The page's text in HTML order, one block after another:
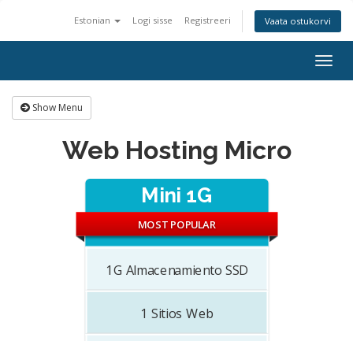
Estonian Logi sisse Registreeri Vaata ostukorvi
Show Menu
Web Hosting Micro
Mini 1G
MOST POPULAR
1G Almacenamiento SSD
1 Sitios Web